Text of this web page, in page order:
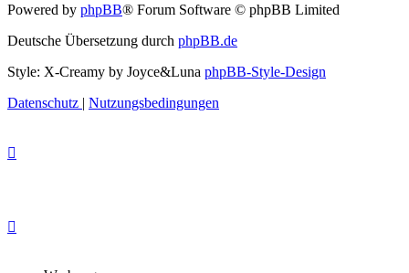
Powered by phpBB® Forum Software © phpBB Limited
Deutsche Übersetzung durch phpBB.de
Style: X-Creamy by Joyce&Luna phpBB-Style-Design
Datenschutz | Nutzungsbedingungen